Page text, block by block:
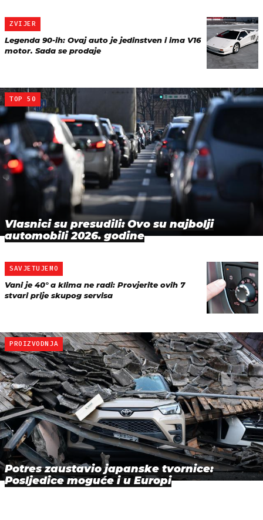
ZVIJER
Legenda 90-ih: Ovaj auto je jedinstven i ima V16
motor. Sada se prodaje
TOP 50
Vlasnici su presudili: Ovo su najbolji
automobili 2026. godine
SAVJETUJEMO
Vani je 40° a klima ne radi: Provjerite ovih 7
stvari prije skupog servisa
PROIZVODNJA
Potres zaustavio japanske tvornice:
Posljedice moguće i u Europi